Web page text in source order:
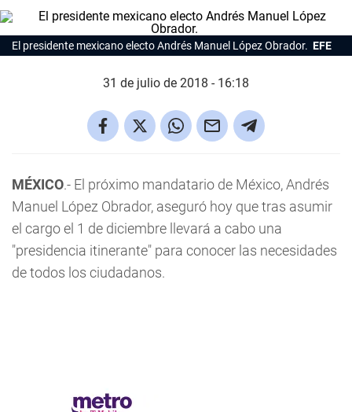
El presidente mexicano electo Andrés Manuel López Obrador. EFE
31 de julio de 2018 - 16:18
MÉXICO.- El próximo mandatario de México, Andrés
Manuel López Obrador, aseguró hoy que tras asumir
el cargo el 1 de diciembre llevará a cabo una
"presidencia itinerante" para conocer las necesidades
de todos los ciudadanos.